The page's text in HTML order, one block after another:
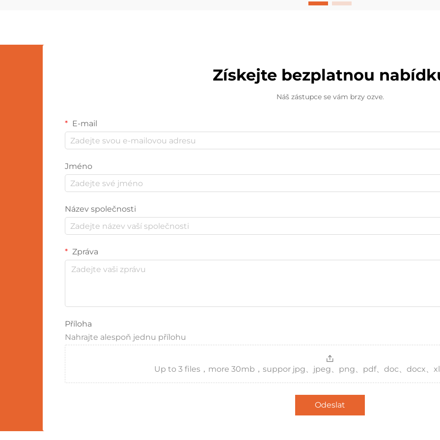
Získejte bezplatnou
Náš zástupce se vám brzy ozve.
E-mail
Jméno
Název společnosti
Zpráva
Příloha
Nahrajte alespoň jednu přílohu
Up to 3 files，more 30mb，suppor jpg、jpeg、png、pdf、doc、docx、
Odeslat